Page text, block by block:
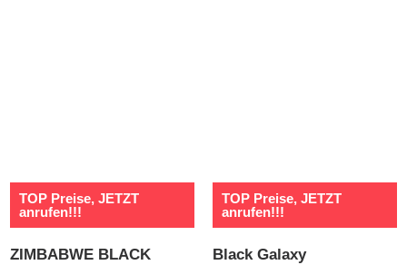
TOP Preise, JETZT
anrufen!!!
ZIMBABWE BLACK
TOP Preise, JETZT
anrufen!!!
Black Galaxy